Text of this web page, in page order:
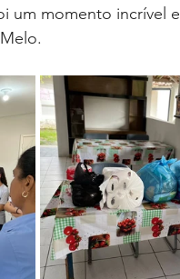
um momento incrível e